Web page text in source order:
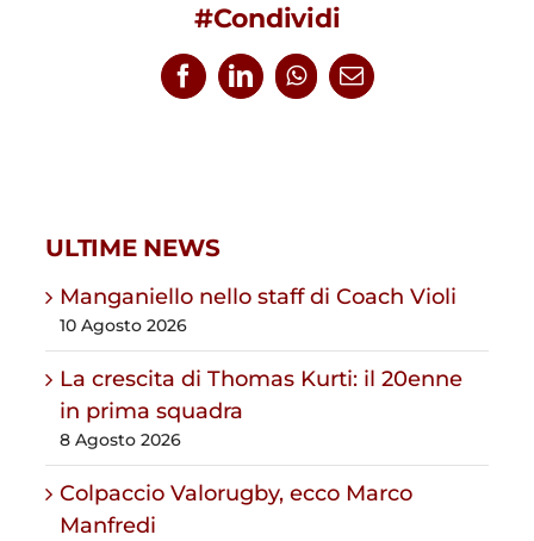
#Condividi
FacebookLinkedInWhatsApp
Email
ULTIME NEWS
Manganiello nello staff di Coach Violi
10 Agosto 2026
La crescita di Thomas Kurti: il 20enne
in prima squadra
8 Agosto 2026
Colpaccio Valorugby, ecco Marco
Manfredi